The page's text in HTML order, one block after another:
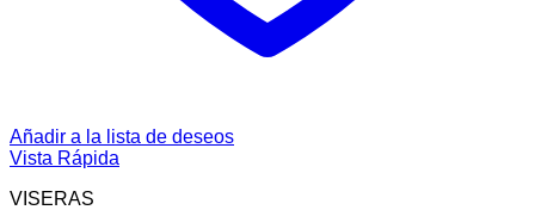
Añadir a la lista de deseos
Vista Rápida
VISERAS